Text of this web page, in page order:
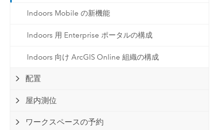
Indoors Mobile の新機能
Indoors 用 Enterprise ポータルの構成
Indoors 向け ArcGIS Online 組織の構成
配置
屋内測位
ワークスペースの予約